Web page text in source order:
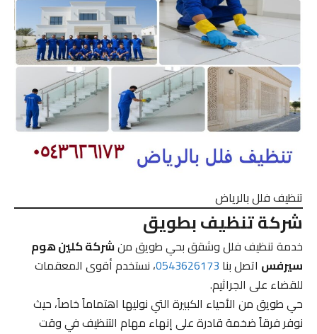
تنظيف فلل بالرياض
شركة تنظيف بطويق
خدمة تنظيف فلل وشقق بحي طويق منشركة كلين هوم
سيرفساتصل بنا0543626173، نستخدم أقوى المعقمات
للقضاء على الجراثيم.
حي طويق من الأحياء الكبيرة التي نوليها اهتماماً خاصاً، حيث
نوفر فرقاً ضخمة قادرة على إنهاء مهام التنظيف في وقت